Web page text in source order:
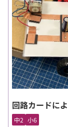
回路カードに
中2 小6